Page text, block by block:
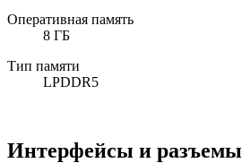
Оперативная память
8 ГБ
Тип памяти
LPDDR5
Интерфейсы и разъемы